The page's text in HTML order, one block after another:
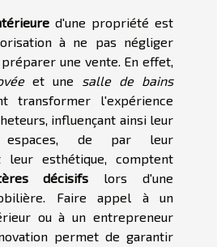
d'une propriété est
à ne pas négliger
une vente. En effet,
et une
salle de bains
transformer l'expérience
influençant ainsi leur
espaces, de par leur
leur esthétique, comptent
décisifs lors d'une
Faire appel à un
ou à un entrepreneur
permet de garantir